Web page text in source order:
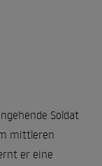
Soldat
mittleren
er eine